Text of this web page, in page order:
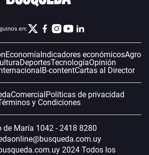
en:
EconomíaIndicadores económicosAgro
DeportesTecnologíaOpinión
B-contentCartas al Director
ComercialPolíticas de privacidad
y Condiciones
de María 1042 - 2418 8280
2024 Todos los